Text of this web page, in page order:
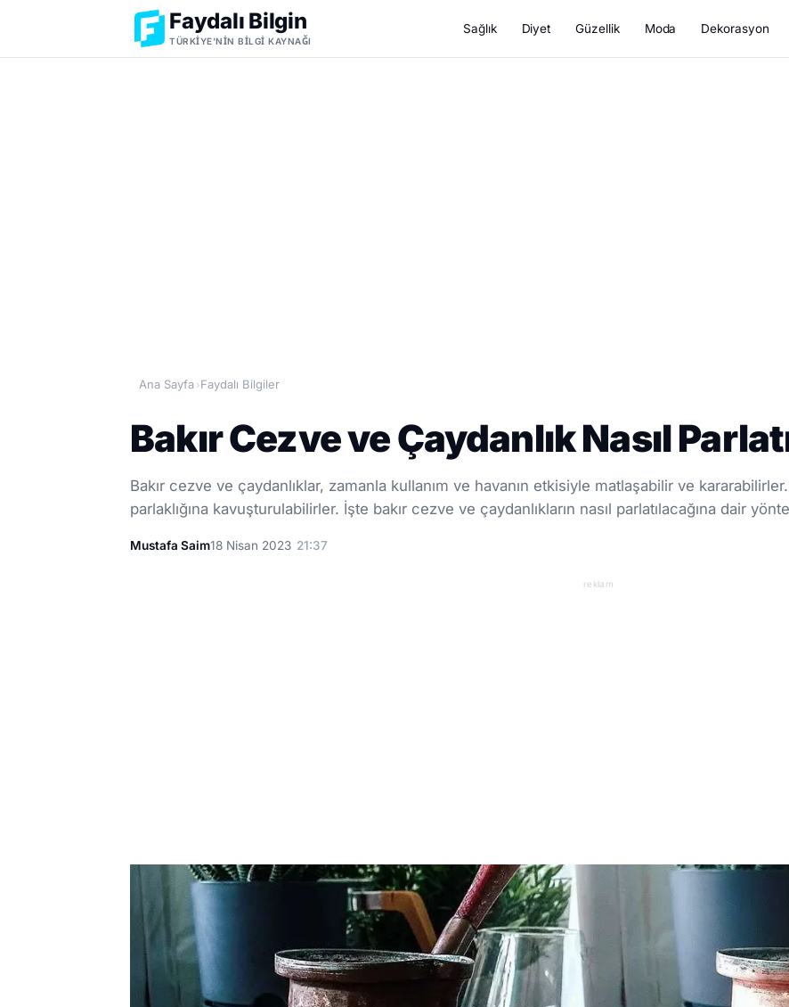
Faydalı Bilgin
TÜRKIYE'NIN BILGI KAYNAĞI
Sağlık Diyet Güzellik Moda Dekorasyon
Ana Sayfa ›Faydalı Bilgiler
Bakır Cezve ve Çaydanlık Nasıl
Bakır cezve ve çaydanlıklar, zamanla kullanım ve havanın etkisiyle matlaşabilir ve
parlaklığına kavuşturulabilirler. İşte bakır cezve ve çaydanlıkların nasıl parlatılacağına dair
Mustafa Saim18 Nisan 2023 21:37
reklam